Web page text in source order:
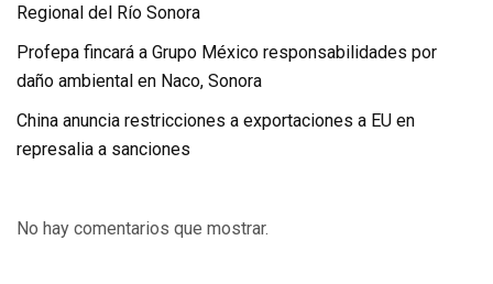
Regional del Río Sonora
Profepa fincará a Grupo México responsabilidades por
daño ambiental en Naco, Sonora
China anuncia restricciones a exportaciones a EU en
represalia a sanciones
No hay comentarios que mostrar.